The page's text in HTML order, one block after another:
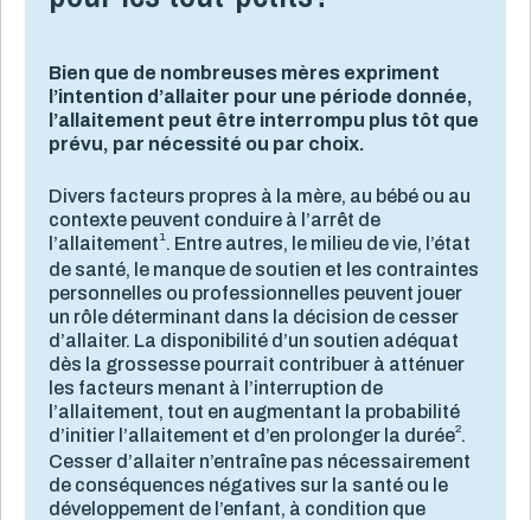
Bien que de nombreuses mères expriment
l’intention d’allaiter pour une période donnée,
l’allaitement peut être interrompu plus tôt que
prévu, par nécessité ou par choix.
Divers facteurs propres à la mère, au bébé ou au
contexte peuvent conduire à l’arrêt de
l’allaitement 1. Entre autres, le milieu de vie, l’état
de santé, le manque de soutien et les contraintes
personnelles ou professionnelles peuvent jouer
un rôle déterminant dans la décision de cesser
d’allaiter. La disponibilité d’un soutien adéquat
dès la grossesse pourrait contribuer à atténuer
les facteurs menant à l’interruption de
l’allaitement, tout en augmentant la probabilité
d’initier l’allaitement et d’en prolonger la durée2.
Cesser d’allaiter n’entraîne pas nécessairement
de conséquences négatives sur la santé ou le
développement de l’enfant, à condition que